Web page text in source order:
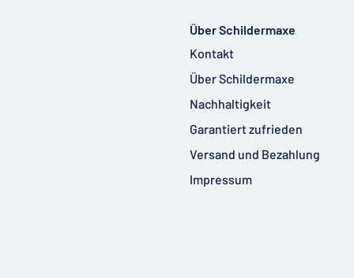
Über Schildermaxe
Kontakt
Über Schildermaxe
Nachhaltigkeit
Garantiert zufrieden
Versand und Bezahlung
Impressum